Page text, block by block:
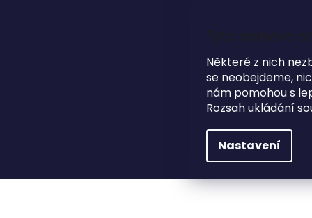
Tyto webové
Některé z nich
se neobejdeme,
nám pomohou s
Rozsah ukládání
Nastavení
HLEDAT
DÁRKOVÉ PŘEDMĚTY
Svatební knihy hostů / fotoalba